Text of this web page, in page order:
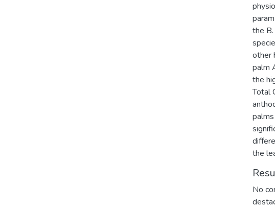
the
other
palm
the
Total
the
No